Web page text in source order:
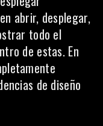
abrir, desplegar,
todo el
de estas. En
de diseño